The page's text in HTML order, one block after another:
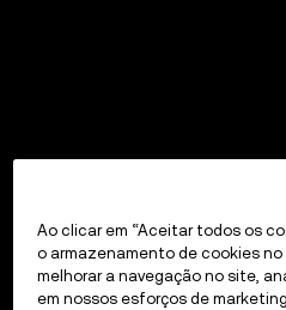
Ao clicar em “Aceitar todos os
o armazenamento de cookies no
melhorar a navegação no site,
em nossos esforços de